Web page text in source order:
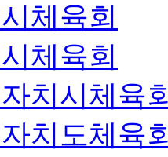
체육회
체육회
치시체육
치도체육